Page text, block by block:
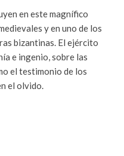
en este magnífico
y en uno de los
bizantinas. El ejército
e ingenio, sobre las
el testimonio de los
el olvido.